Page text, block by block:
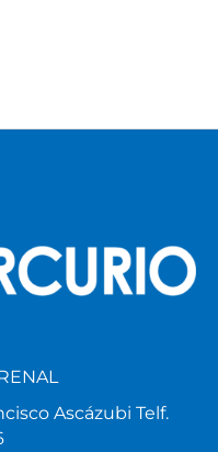
Ascázubi Telf.